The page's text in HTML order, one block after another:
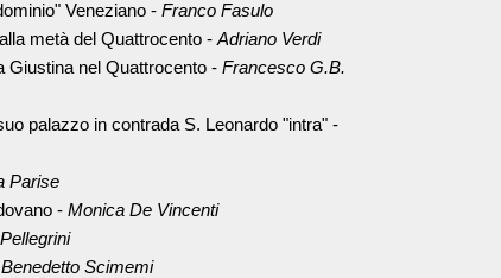
Veneziano - Franco Fasulo
metà del Quattrocento - Adriano Verdi
Giustina nel Quattrocento - Francesco G.B.
palazzo in contrada S. Leonardo "intra" -
Parise
- Monica De Vincenti
Benedetto Scimemi